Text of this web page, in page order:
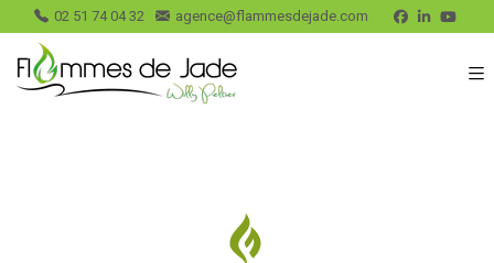
02 51 74 04 32 agence@flammesdejade.com